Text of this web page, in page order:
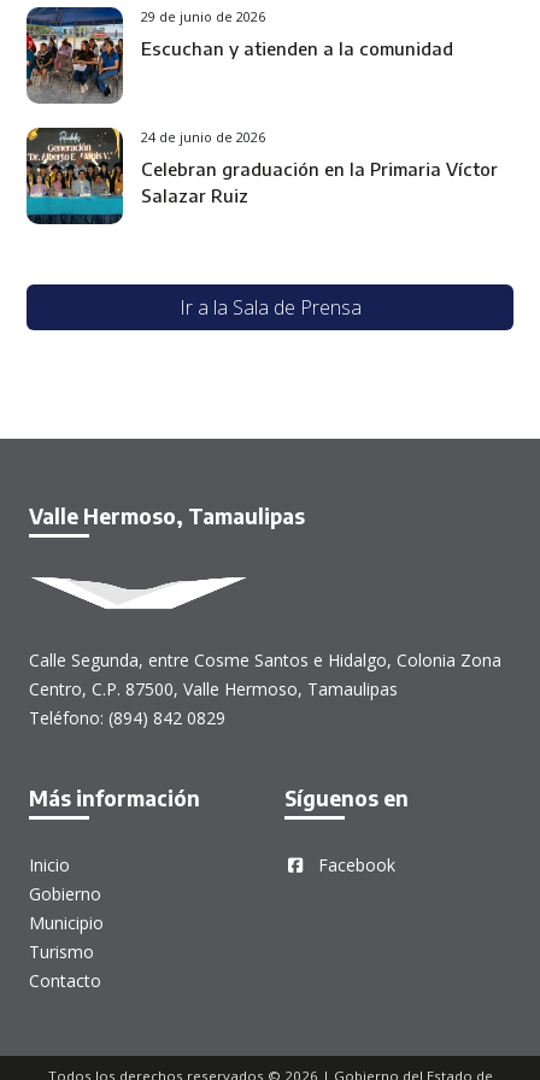
29 de junio de 2026
Escuchan y atienden a la comunidad
24 de junio de 2026
Celebran graduación en la Primaria Víctor
Salazar Ruiz
Ir a la Sala de Prensa
Valle Hermoso, Tamaulipas
Calle Segunda, entre Cosme Santos e Hidalgo, Colonia Zona
Centro, C.P. 87500, Valle Hermoso, Tamaulipas
Teléfono: (894) 842 0829
Más información
Inicio
Gobierno
Municipio
Turismo
Contacto
Síguenos en
Facebook
Todos los derechos reservados © 2026 | Gobierno del Estado de